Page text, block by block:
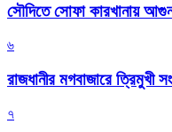
সৌদিতে সোফা কারখানায়
৬
রাজধানীর মগবাজারে ত্রিমুখী
৭